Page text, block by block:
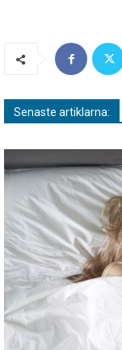
Senaste artiklarna: